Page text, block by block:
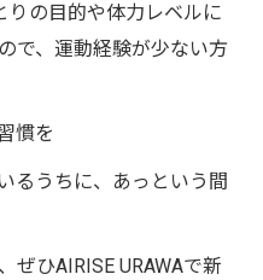
りの目的や体力レベルに
で、運動経験が少ない方
慣を
るうちに、あっという間
ぜひAIRISE URAWAで新